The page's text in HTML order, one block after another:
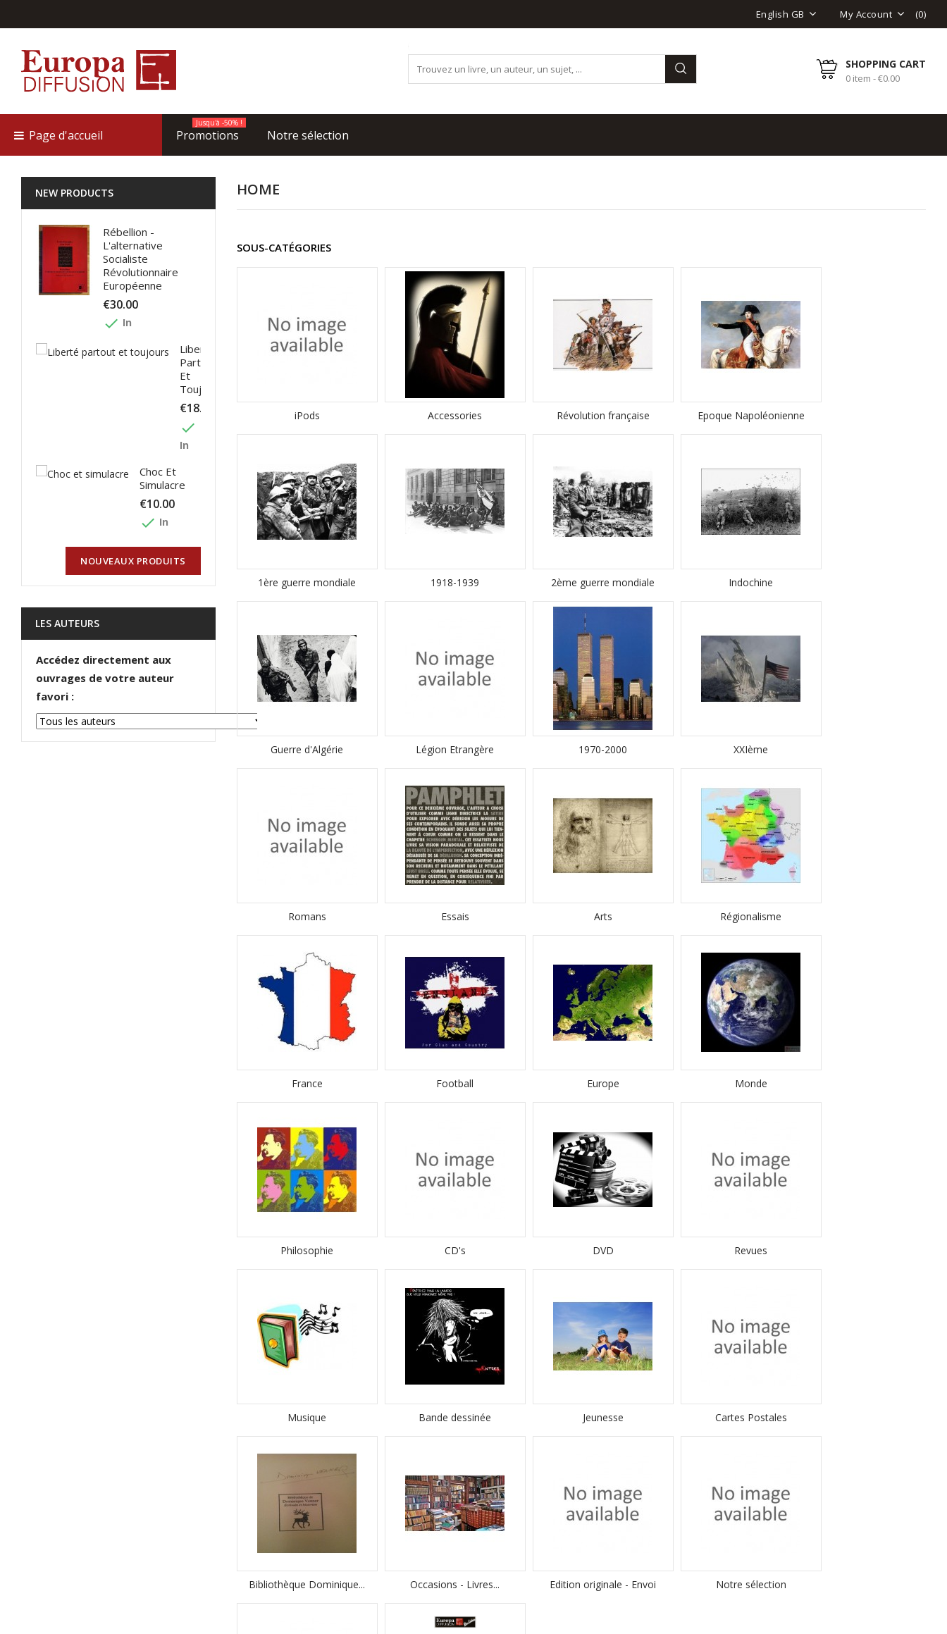
English GB My Account (0)
SHOPPING CART
0 item - €0.00
Page d'accueil Promotions
Jusqu'à -50% !
Notre sélection
NEW PRODUCTS
Rébellion -
L'alternative
Socialiste
Révolutionnaire
Européenne
€30.00
done In
Liberté
Partout
Et
Toujours
€18.00
done
In
Choc Et
Simulacre
€10.00
done In
NOUVEAUX PRODUITS
LES AUTEURS
Accédez directement aux
ouvrages de votre auteur
favori :
HOME
SOUS-CATÉGORIES
iPods Accessories Révolution française Epoque Napoléonienne
1ère guerre mondiale 1918-1939 2ème guerre mondiale Indochine
Guerre d'Algérie Légion Etrangère 1970-2000 XXIème
Romans Essais Arts Régionalisme
France Football Europe Monde
Philosophie CD's DVD Revues
Musique Bande dessinée Jeunesse Cartes Postales
Bibliothèque Dominique... Occasions - Livres... Edition originale - Envoi Notre sélection